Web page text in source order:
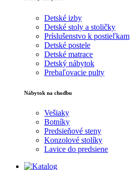
Detské izby
Detské stoly a stoličky
Príslušenstvo k postieľkam
Detské postele
Detské matrace
Detský nábytok
Prebaľovacie pulty
Nábytok na chodbu
Vešiaky
Botníky
Predsieňové steny
Konzolové stolíky
Lavice do predsiene